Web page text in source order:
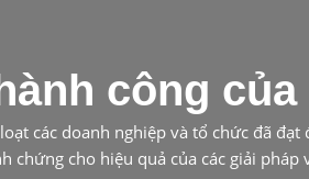
công
các doanh nghiệp và tổ chức đã
cho hiệu quả của các giải